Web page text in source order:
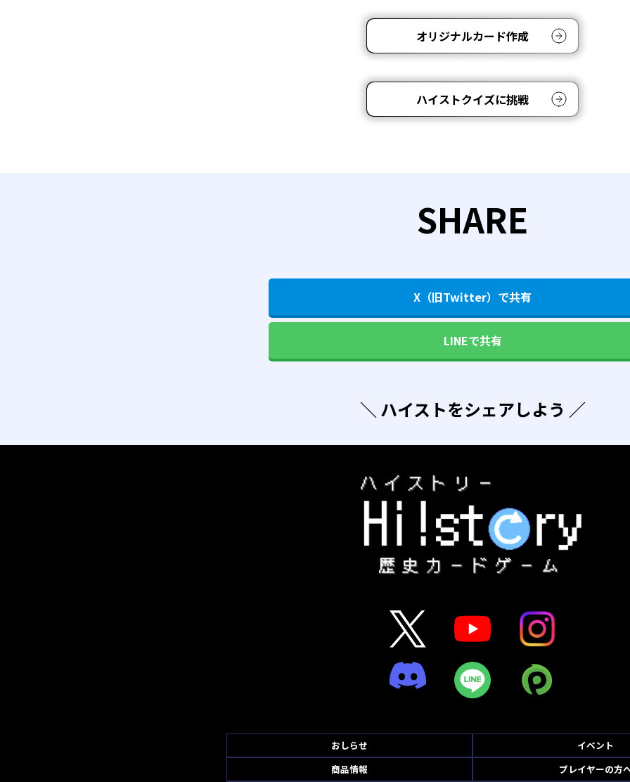
オリジナルカード作成
ハイストクイズに挑戦
SHARE
X（旧Twitter）で共有
LINEで共有
＼ ハイストをシェアしよう ／
おしらせ
イベント
商品情報
プレイヤーの方